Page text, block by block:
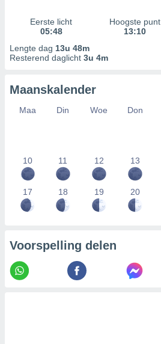
Eerste licht
05:48
Hoogste punt
13:10
Lengte dag 13u 48m
Resterend daglicht 3u 4m
Maanskalender
Maa Din Woe Don
10 11 12 13
17 18 19 20
Voorspelling delen